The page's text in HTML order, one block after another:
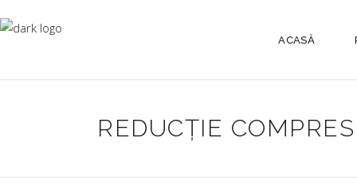
ACASĂ
REDUCȚIE